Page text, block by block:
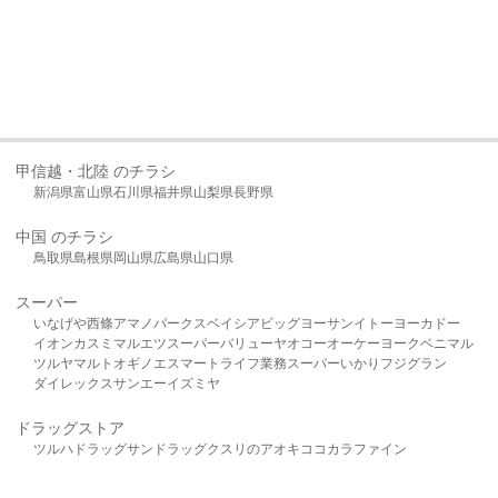
甲信越・北陸 のチラシ
新潟県富山県石川県福井県山梨県長野県
中国 のチラシ
鳥取県島根県岡山県広島県山口県
スーパー
いなげや西條アマノパークスベイシア ビッグヨーサンイトーヨーカドー
イオンカスミ マルエツスーパーバリューヤオコーオーケー ヨークベニマル
ツルヤマルト オギノ エスマート ライフ業務スーパーいかり フジグラン
ダイレックスサンエーイズミヤ
ドラッグストア
ツルハドラッグサンドラッグクスリのアオキ ココカラファイン